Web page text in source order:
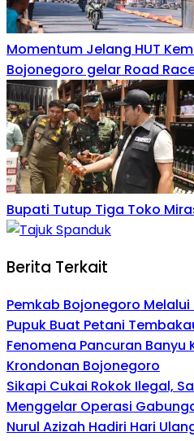
Momentum Jelang HUT
Bojonegoro gelar Road
Bupati Tutup Tiga Toko
Berita Terkait
Pemkab Bojonegoro Melalui
Pupuk Buat Petani
Fenomena Pancuran Banyu
Krondonan Bojonegoro
Sikapi Cukai Rokok Ilegal,
Menggelar Operasi
Nurul Azizah Hadiri Hari